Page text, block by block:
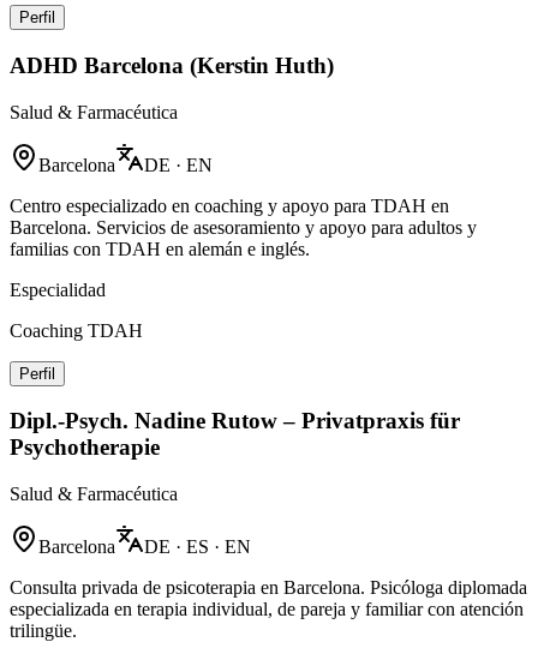
Perfil
ADHD Barcelona (Kerstin Huth)
Salud & Farmacéutica
Barcelona
DE · EN
Centro especializado en coaching y apoyo para TDAH en
Barcelona. Servicios de asesoramiento y apoyo para adultos y
familias con TDAH en alemán e inglés.
Especialidad
Coaching TDAH
Perfil
Dipl.-Psych. Nadine Rutow – Privatpraxis für
Psychotherapie
Salud & Farmacéutica
Barcelona
DE · ES · EN
Consulta privada de psicoterapia en Barcelona. Psicóloga diplomada
especializada en terapia individual, de pareja y familiar con atención
trilingüe.